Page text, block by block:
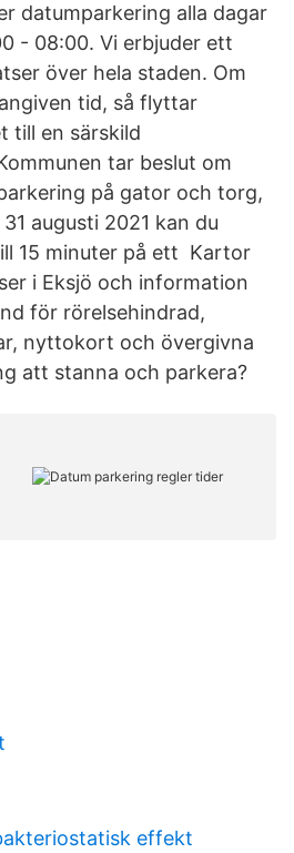
datumparkering alla dagar
- 08:00. Vi erbjuder ett
över hela staden. Om
tid, så flyttar
till en särskild
tar beslut om
på gator och torg,
augusti 2021 kan du
15 minuter på ett Kartor
i Eksjö och information
för rörelsehindrad,
nyttokort och övergivna
att stanna och parkera?
effekt